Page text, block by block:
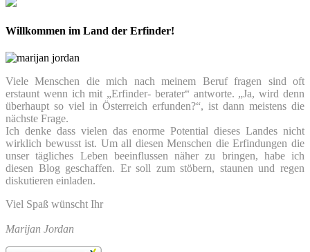
Willkommen im Land der Erfinder!
Viele Menschen die mich nach meinem Beruf fragen sind oft
erstaunt wenn ich mit „Erfinder- berater“ antworte. „Ja, wird denn
überhaupt so viel in Österreich erfunden?“, ist dann meistens die
nächste Frage.
Ich denke dass vielen das enorme Potential dieses Landes nicht
wirklich bewusst ist. Um all diesen Menschen die Erfindungen die
unser tägliches Leben beeinflussen näher zu bringen, habe ich
diesen Blog geschaffen. Er soll zum stöbern, staunen und regen
diskutieren einladen.
Viel Spaß wünscht Ihr
Marijan Jordan